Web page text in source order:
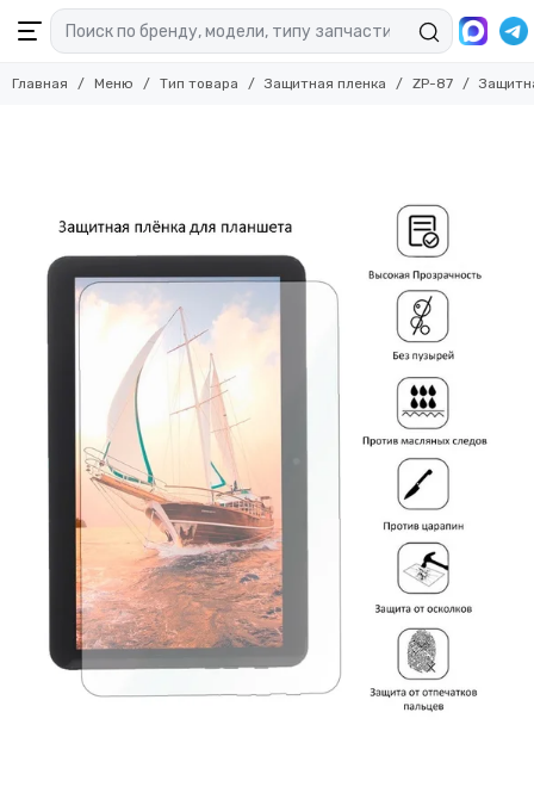
Главная Меню Тип товара Защитная пленка ZP-87